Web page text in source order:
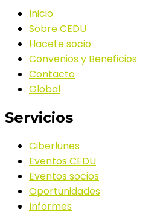
Inicio
Sobre CEDU
Hacete socio
Convenios y Beneficios
Contacto
Global
Servicios
Ciberlunes
Eventos CEDU
Eventos socios
Oportunidades
Informes